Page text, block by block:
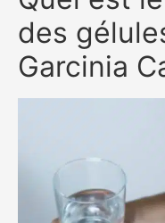
des
Garcinia